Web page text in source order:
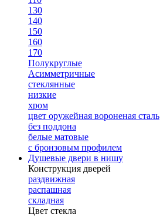
130
140
150
160
170
Полукруглые
Асимметричные
стеклянные
низкие
хром
цвет оружейная вороненая сталь
без поддона
белые матовые
с бронзовым профилем
Душевые двери в нишу
Конструкция дверей
раздвижная
распашная
складная
Цвет стекла